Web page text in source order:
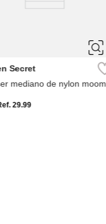
Secret
mediano de nylon
29.99